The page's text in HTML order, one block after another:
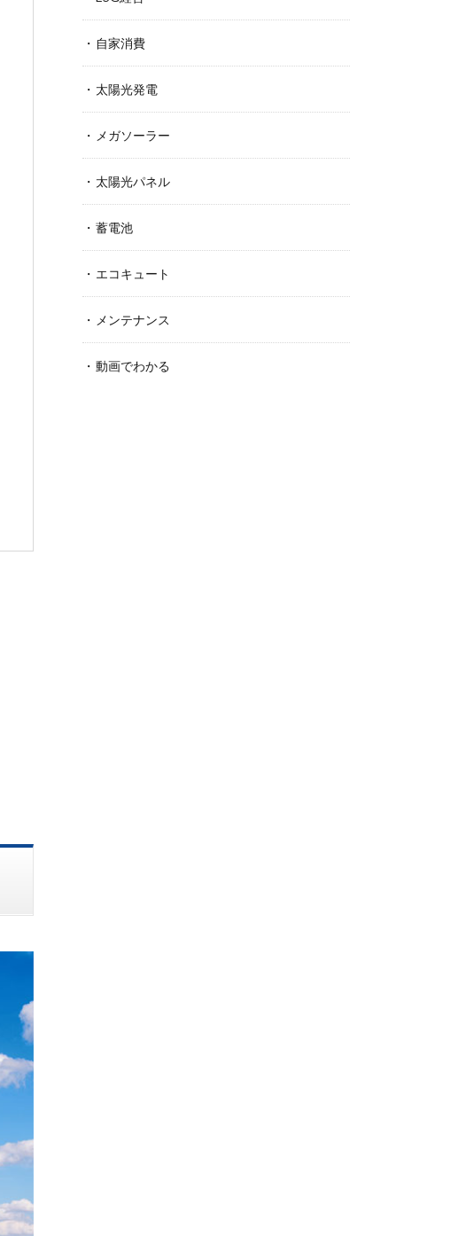
自家消費
太陽光発電
メガソーラー
太陽光パネル
蓄電池
エコキュート
メンテナンス
動画でわかる